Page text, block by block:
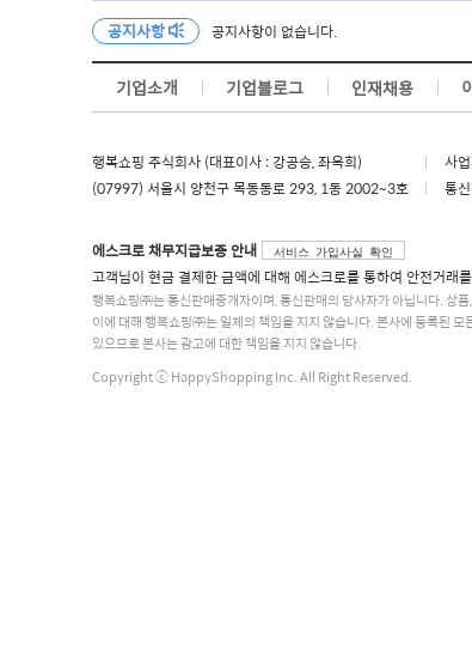
공지사항 공지사항이 없습니다.
기업소개 기업블로그 인재채용
행복쇼핑 주식회사 (대표이사 : 강공승, 좌옥희)
(07997) 서울시 양천구 목동동로 293, 1동 2002~3호
사
통
에스크로 채무지급보증 안내 서비스 가입사실 확인
고객님이 현금 결제한 금액에 대해 에스크로를 통하여 안전거래
행복쇼핑㈜는 통신판매중개자이며, 통신판매의 당사자가 아닙니다. 상
이에 대해 행복쇼핑㈜는 일체의 책임을 지지 않습니다. 본사에 등록된
있으므로 본사는 광고에 대한 책임을 지지 않습니다.
Copyright ⓒ HappyShopping Inc. All Right Reserved.